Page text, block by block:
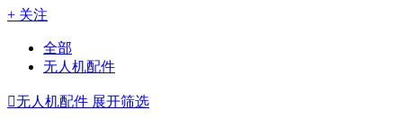
+ 关注
全部
无人机配件
无人机配件 展开筛选